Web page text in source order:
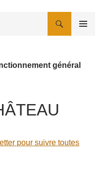
général
pour suivre toutes